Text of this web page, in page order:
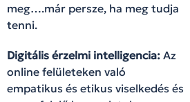
meg….már persze, ha meg tudja
tenni.
Digitális érzelmi intelligencia: Az
online felületeken való
empatikus és etikus viselkedés és